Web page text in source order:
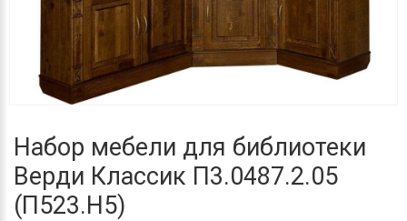
Набор мебели для библиотеки
Верди Классик П3.0487.2.05
(П523.Н5)